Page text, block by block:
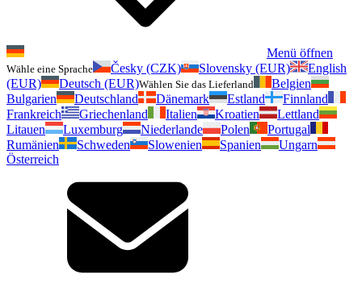
Menü öffnen
Wähle eine Sprache Česky (CZK) Slovensky (EUR)
English
(EUR)
Deutsch (EUR)Wählen Sie das Lieferland
Belgien
Bulgarien
Deutschland Dänemark Estland
Finnland
Frankreich
Griechenland Italien Kroatien
Lettland
Litauen
Luxemburg Niederlande Polen
Portugal
Rumänien
Schweden Slowenien Spanien
Ungarn
Österreich